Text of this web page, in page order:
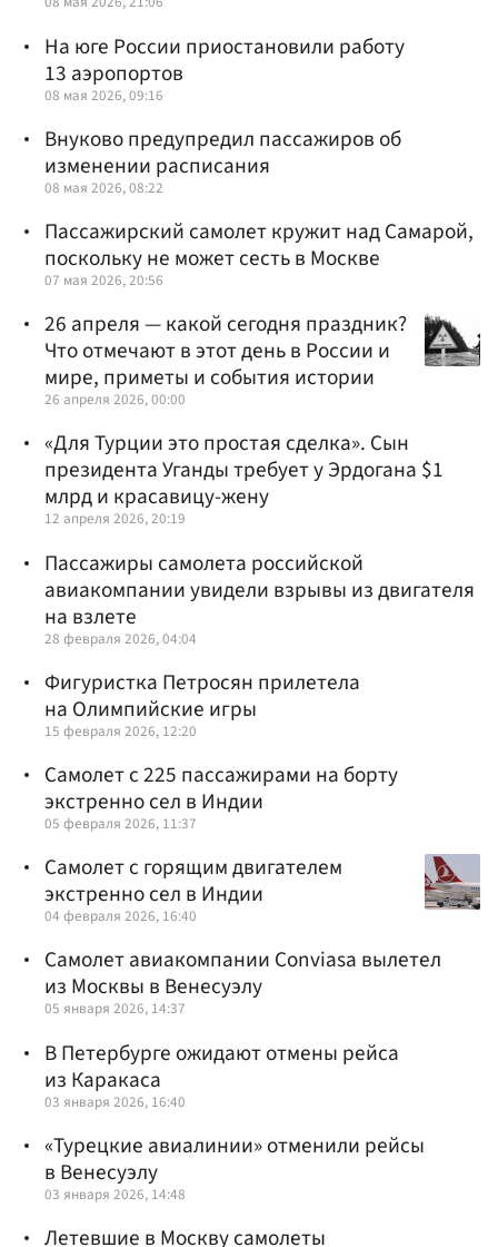
На юге России приостановили работу
13 аэропортов
08 мая 2026, 09:16
Внуково предупредил пассажиров об
изменении расписания
08 мая 2026, 08:22
Пассажирский самолет кружит над Самарой,
поскольку не может сесть в Москве
07 мая 2026, 20:56
26 апреля — какой сегодня праздник?
Что отмечают в этот день в России и
мире, приметы и события истории
26 апреля 2026, 00:00
«Для Турции это простая сделка». Сын
президента Уганды требует у Эрдогана $1
млрд и красавицу-жену
12 апреля 2026, 20:19
Пассажиры самолета российской
авиакомпании увидели взрывы из двигателя
на взлете
28 февраля 2026, 04:04
Фигуристка Петросян прилетела
на Олимпийские игры
15 февраля 2026, 12:20
Самолет с 225 пассажирами на борту
экстренно сел в Индии
05 февраля 2026, 11:37
Самолет с горящим двигателем
экстренно сел в Индии
04 февраля 2026, 16:40
Самолет авиакомпании Conviasa вылетел
из Москвы в Венесуэлу
05 января 2026, 14:37
В Петербурге ожидают отмены рейса
из Каракаса
03 января 2026, 16:40
«Турецкие авиалинии» отменили рейсы
в Венесуэлу
03 января 2026, 14:48
Летевшие в Москву самолеты